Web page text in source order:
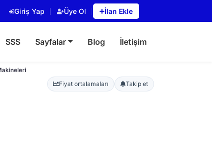
Giriş Yap Üye Ol İlan Ekle
SSS Sayfalar Blog İletişim
Fiyat ortalamaları Takip et